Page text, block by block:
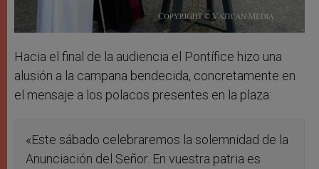
Hacia el final de la audiencia el Pontífice hizo una
alusión a la campana bendecida, concretamente en
el mensaje a los polacos presentes en la plaza:
«Este sábado celebraremos la solemnidad de la
Anunciación del Señor. En vuestra patria es